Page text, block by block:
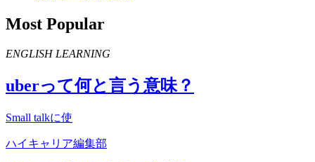
Most Popular
ENGLISH LEARNING
uberって何と言う意味？
Small talkに使
ハイキャリア編集部